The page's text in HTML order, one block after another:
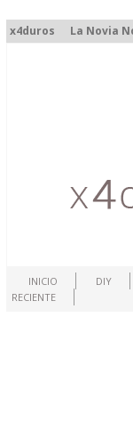
x4duros La Novia
INICIO DIY
RECIENTE